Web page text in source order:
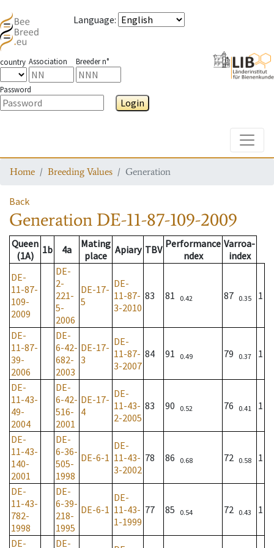
Language:
country Association Breeder n°
Password
Login
Home Breeding Values Generation
Back
Generation DE-11-87-109-2009
Queen
(1A)
1b 4a
Mating
place
Apiary TBV Performance
ndex
Varroa-
index
DE-
11-87-
109-
2009
DE-
2-
221-
5-
2006
DE-17-
5
DE-
11-87-
3-2010
83 81 0.42 87 0.35 1
DE-
11-87-
39-
2006
DE-
6-42-
682-
2003
DE-17-
3
DE-
11-87-
3-2007
84 91 0.49 79 0.37 1
DE-
11-43-
49-
2004
DE-
6-42-
516-
2001
DE-17-
4
DE-
11-43-
2-2005
83 90 0.52 76 0.41 1
DE-
11-43-
140-
2001
DE-
6-36-
505-
1998
DE-6-1
DE-
11-43-
3-2002
78 86 0.68 72 0.58 1
DE-
11-43-
782-
1998
DE-
6-39-
218-
1995
DE-6-1
DE-
11-43-
1-1999
77 85 0.54 72 0.43 1
DE- DE-